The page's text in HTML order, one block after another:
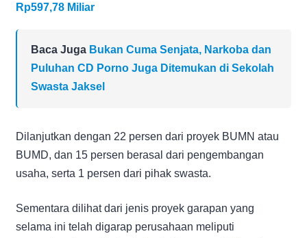
Rp597,78 Miliar
Baca Juga Bukan Cuma Senjata, Narkoba dan
Puluhan CD Porno Juga Ditemukan di Sekolah
Swasta Jaksel
Dilanjutkan dengan 22 persen dari proyek BUMN atau
BUMD, dan 15 persen berasal dari pengembangan
usaha, serta 1 persen dari pihak swasta.
Sementara dilihat dari jenis proyek garapan yang
selama ini telah digarap perusahaan meliputi